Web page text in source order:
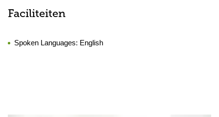
Faciliteiten
Spoken Languages: English